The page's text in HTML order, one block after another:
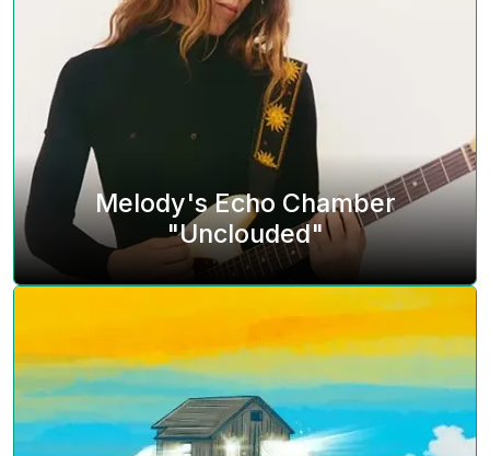
Melody's Echo Chamber
"Unclouded"